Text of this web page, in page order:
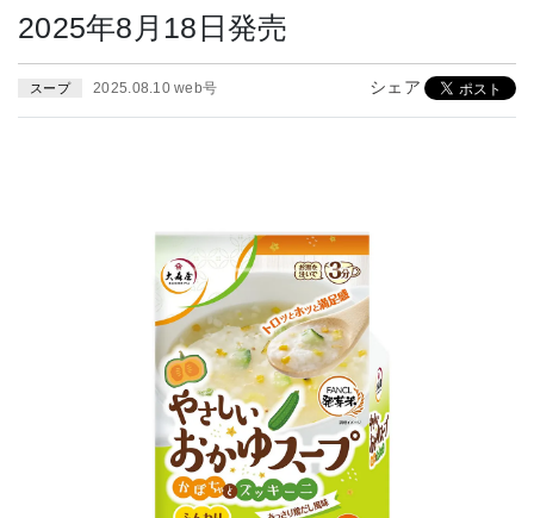
2025年8月18日発売
スープ 2025.08.10 web号 シェア